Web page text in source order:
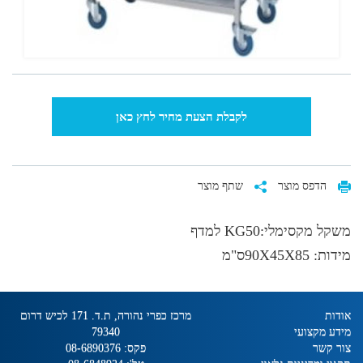
לקבלת הצעת מחיר לחץ כאן
הדפס מוצר שתף מוצר
משקל מקסימלי:KG50 למדף
מידות: 90X45X85ס"מ
אודות
מידע מקצועי
צור קשר
מרכז כפרי נהורה, ת.ד. 171 לכיש דרום
79340
פקס: 08-6890376